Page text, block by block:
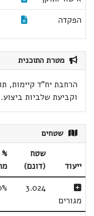
הפקדה
מטרת התוכנית
הרחבת יח"ד קיימות,
וקביעת שלביות ביצוע.
שטחים
ייעוד
שטח
(דונם)
%
מגורים
3.024